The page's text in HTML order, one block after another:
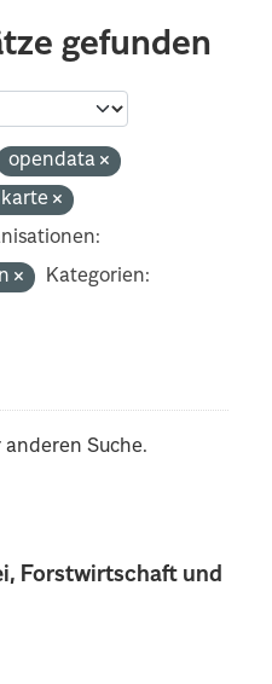
Forstwirtschaft und
gefunden
opendata
Kategorien:
Suche.